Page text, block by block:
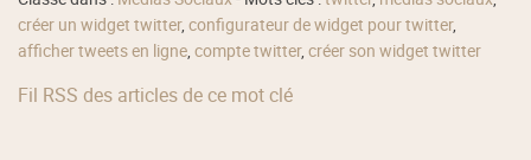
créer un widget twitter,configurateur de widget pour twitter,
afficher tweets en ligne,compte twitter,créer son widget twitter
Fil RSS des articles de ce mot clé